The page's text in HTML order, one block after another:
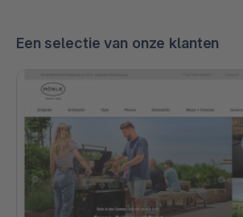
Een selectie van onze klanten